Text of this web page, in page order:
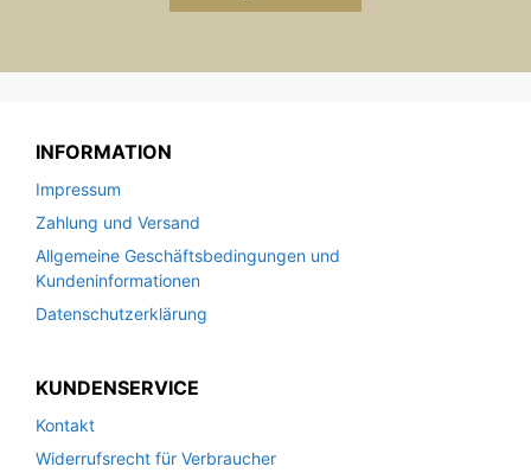
INFORMATION
Impressum
Zahlung und Versand
Allgemeine Geschäftsbedingungen und
Kundeninformationen
Datenschutzerklärung
KUNDENSERVICE
Kontakt
Widerrufsrecht für Verbraucher